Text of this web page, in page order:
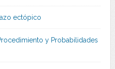
ectópico
y Probabilidades